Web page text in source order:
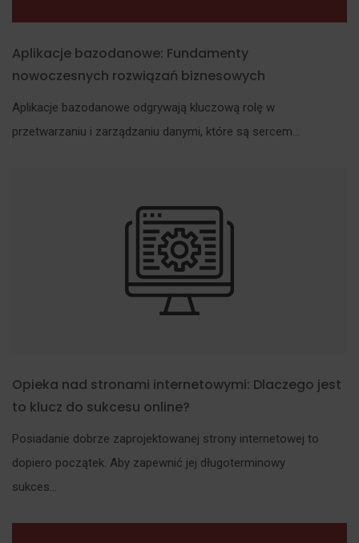
Aplikacje bazodanowe: Fundamenty
nowoczesnych rozwiązań biznesowych
Aplikacje bazodanowe odgrywają kluczową rolę w
przetwarzaniu i zarządzaniu danymi, które są sercem...
Opieka nad stronami internetowymi: Dlaczego jest
to klucz do sukcesu online?
Posiadanie dobrze zaprojektowanej strony internetowej to
dopiero początek. Aby zapewnić jej długoterminowy
sukces...